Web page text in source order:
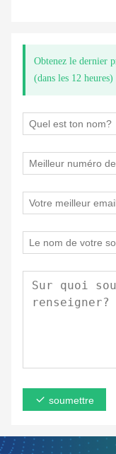
Obtenez le dernier
(dans les 12 heures)
soumettre